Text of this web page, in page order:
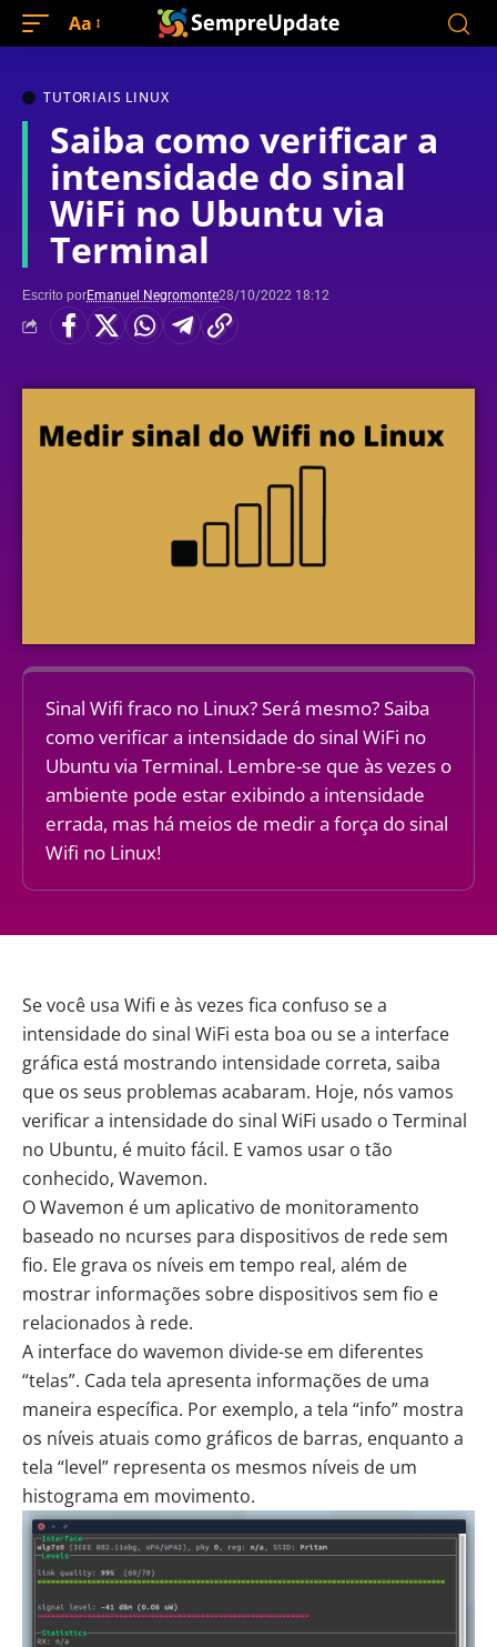
Aa
TUTORIAIS LINUX
Saiba como verificar a
intensidade do sinal
WiFi no Ubuntu via
Terminal
Escrito porEmanuel Negromonte28/10/2022 18:12
Sinal Wifi fraco no Linux? Será mesmo? Saiba
como verificar a intensidade do sinal WiFi no
Ubuntu via Terminal. Lembre-se que às vezes o
ambiente pode estar exibindo a intensidade
errada, mas há meios de medir a força do sinal
Wifi no Linux!
Se você usa Wifi e às vezes fica confuso se a
intensidade do sinal WiFi esta boa ou se a interface
gráfica está mostrando intensidade correta, saiba
que os seus problemas acabaram. Hoje, nós vamos
verificar a intensidade do sinal WiFi usado o Terminal
no Ubuntu, é muito fácil. E vamos usar o tão
conhecido, Wavemon.
O Wavemon é um aplicativo de monitoramento
baseado no ncurses para dispositivos de rede sem
fio. Ele grava os níveis em tempo real, além de
mostrar informações sobre dispositivos sem fio e
relacionados à rede.
A interface do wavemon divide-se em diferentes
“telas”. Cada tela apresenta informações de uma
maneira específica. Por exemplo, a tela “info” mostra
os níveis atuais como gráficos de barras, enquanto a
tela “level” representa os mesmos níveis de um
histograma em movimento.